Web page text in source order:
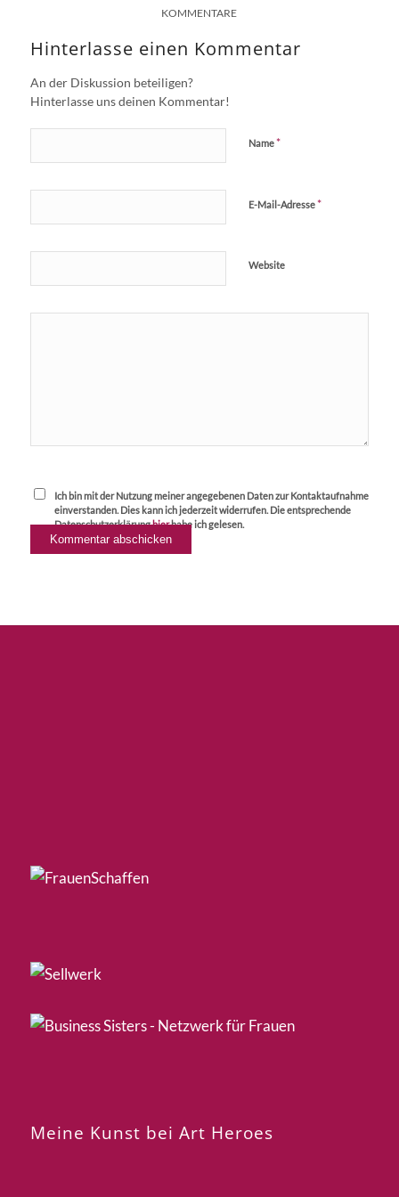
KOMMENTARE
Hinterlasse einen Kommentar
An der Diskussion beteiligen?
Hinterlasse uns deinen Kommentar!
Name*
E-Mail-Adresse*
Website
Ich bin mit der Nutzung meiner angegebenen Daten zur Kontaktaufnahme
einverstanden. Dies kann ich jederzeit widerrufen. Die entsprechende
Datenschutzerklärunghierhabe ich gelesen.
Meine Kunst bei Art Heroes